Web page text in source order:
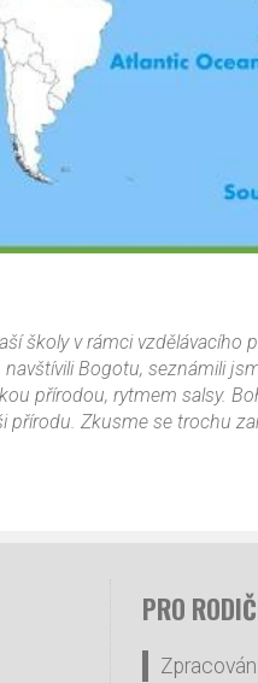
školy v rámci
Bogotu, seznámili
přírodou, rytmem salsy.
přírodu. Zkusme se trochu
PRO